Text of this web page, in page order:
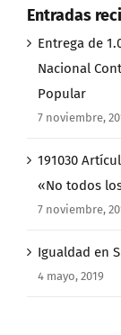
Entradas
Entrega de
Nacional
Popular
7 noviembre,
191030
«No todos
7 noviembre,
Igualdad en
4 mayo, 2019